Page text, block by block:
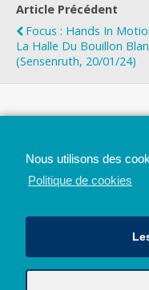
Article Précédent
Focus : Hands In
La Halle Du Bouillon
(Sensenruth, 20/01/24)
Nous utilisons des
Politique de cookies